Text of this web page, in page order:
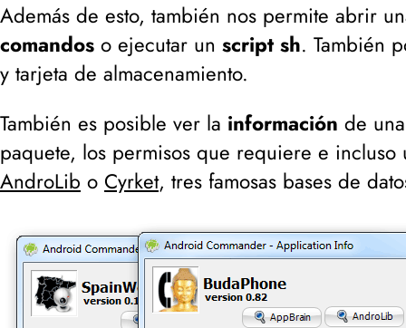
Además de esto, también nos permite abrir
comandos o ejecutar un script sh. También
y tarjeta de almacenamiento.
También es posible ver la información de
paquete, los permisos que requiere e
AndroLib o Cyrket, tres famosas bases de